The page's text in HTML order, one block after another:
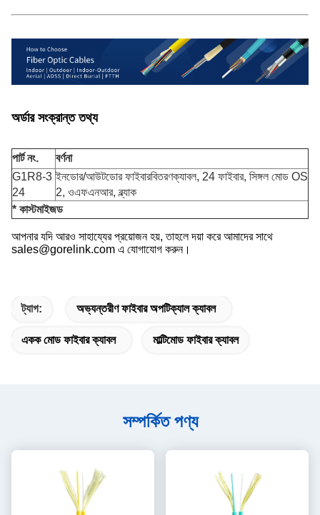
অর্ডার সংক্রান্ত তথ্য
পার্ট নং.
বর্ণনা
G1R8-3
24
ইনডোর/আউটডোর ফাইবারবিতরণক্যাবল, 24 ফাইবার, সিঙ্গল মোড OS
2, ওএফএনআর, ব্ল্যাক
* কাস্টমাইজড
আপনার যদি আরও সাহায্যের প্রয়োজন হয়, তাহলে দয়া করে আমাদের সাথে
sales@gorelink.com এ যোগাযোগ করুন।
ট্যাগ: অভ্যন্তরীণ ফাইবার অপটিক্যাল ক্যাবল
একক মোড ফাইবার ক্যাবল মাল্টিমোড ফাইবার ক্যাবল
সম্পর্কিত পণ্য